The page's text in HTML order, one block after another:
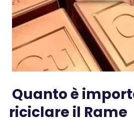
Quanto è
riciclare il Rame